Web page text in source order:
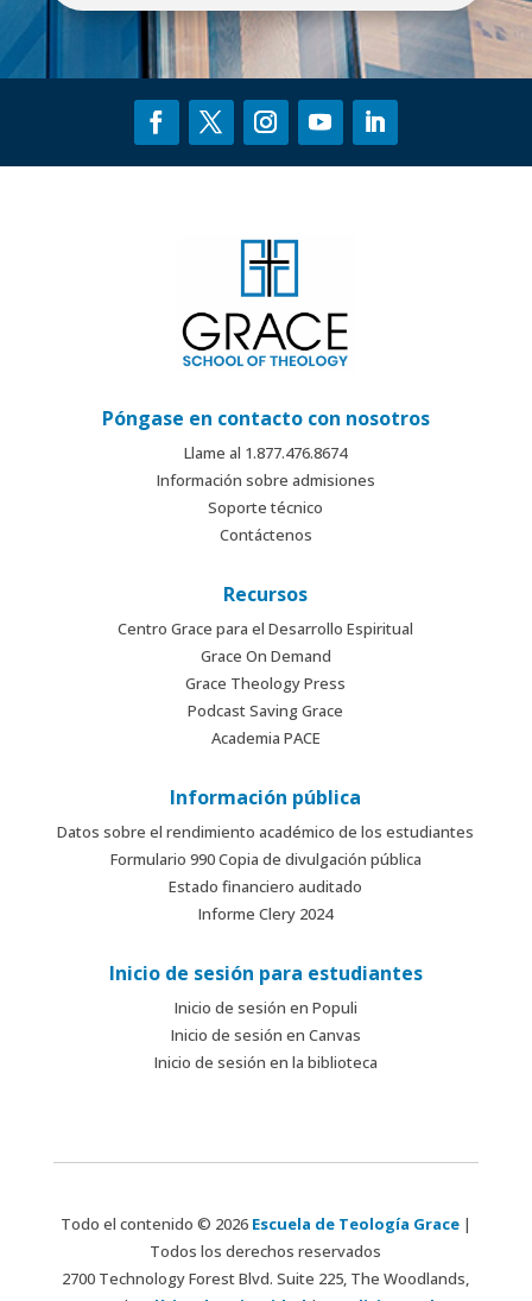
Póngase en contacto con nosotros
Llame al 1.877.476.8674
Información sobre admisiones
Soporte técnico
Contáctenos
Recursos
Centro Grace para el Desarrollo Espiritual
Grace On Demand
Grace Theology Press
Podcast Saving Grace
Academia PACE
Información pública
Datos sobre el rendimiento académico de los estudiantes
Formulario 990 Copia de divulgación pública
Estado financiero auditado
Informe Clery 2024
Inicio de sesión para estudiantes
Inicio de sesión en Populi
Inicio de sesión en Canvas
Inicio de sesión en la biblioteca
Todo el contenido © 2026 Escuela de Teología Grace|
Todos los derechos reservados
2700 Technology Forest Blvd. Suite 225, The Woodlands,